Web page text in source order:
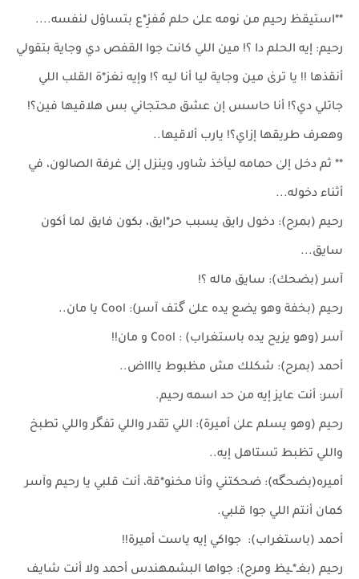
**استيقظ رحيم من نومه علىٰ حلم مُفزِ*ع بتساؤل لنفسه....
رحيم: إيه الحلم دا ؟! مين اللي كانت جوا القفص دي وجاية بتقولي
أنقذها !! يا ترىٰ مين وجاية ليا أنا ليه ؟! وإيه نغز*ة القلب اللي
جاتلي دي؟! أنا حاسس إن عشق محتجاني بس هلاقيها فين؟!
وهعرف طريقها إزاي؟! يارب ألاقيها..
** ثم دخل إلىٰ حمامه ليأخذ شاور، وينزل إلىٰ غرفة الصالون، في
أثناء دخوله...
رحيم (بمرح): دخول رايق يسبب حر*ايق، بكون فايق لما أكون
سايق...
آسر (بضحك): سايق ماله ؟!
رحيم (بخفة وهو يضع يده علىٰ گتف آسر): Cool يا مان..
آسر (وهو يزيح يده باستغراب) : Cool و مان!!
أحمد (بمرح): شكلك مش مظبوط يااااض..
آسر: أنت عايز إيه من حد اسمه رحيم.
رحيم (وهو يسلم علىٰ أميرة): اللي تقدر واللي تفگر واللي تطبخ
واللي تظبط تستاهل إيه..
أميره(بضحگه): ضحكتني وأنا مخنو*قة، أنت قلبي يا رحيم وآسر
كمان أنتم اللي جوا قلبي.
أحمد (باستغراب): جواكي إيه ياست أميرة!!
رحيم (بغـ*ـيظ ومرح): جواها البشمهندس أحمد ولا أنت شايف